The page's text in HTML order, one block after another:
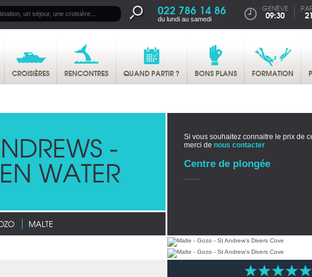
022 786 14 86
du lundi au samedi
GENÈVE
09:30
CROISIÈRES RENCONTRES QUAND PARTIR ? BONS PLANS FORMATION
-
WATER
MALTE
Si vous souhaitez connaitre le prix de
merci de nous contacter
Centre de plongée